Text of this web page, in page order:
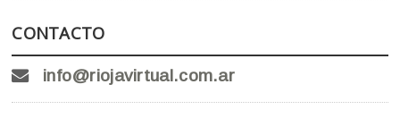
CONTACTO
info@riojavirtual.com.ar